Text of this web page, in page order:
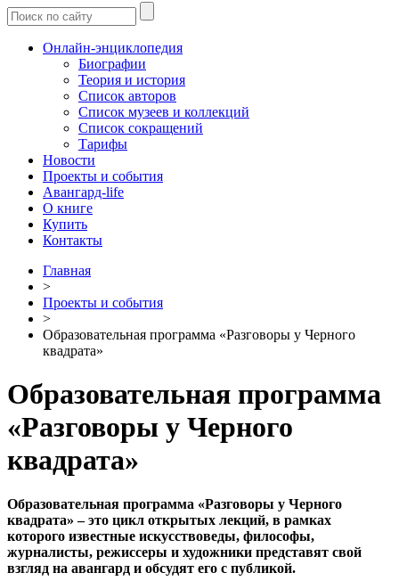
Онлайн-энциклопедия
Биографии
Теория и история
Список авторов
Список музеев и коллекций
Список сокращений
Тарифы
Новости
Проекты и события
Авангард-life
О книге
Купить
Контакты
Главная
>
Проекты и события
>
Образовательная программа «Разговоры у Черного
квадрата»
Образовательная программа
«Разговоры у Черного
квадрата»
Образовательная программа «Разговоры у Черного
квадрата» – это цикл открытых лекций, в рамках
которого известные искусствоведы, философы,
журналисты, режиссеры и художники представят свой
взгляд на авангард и обсудят его с публикой.